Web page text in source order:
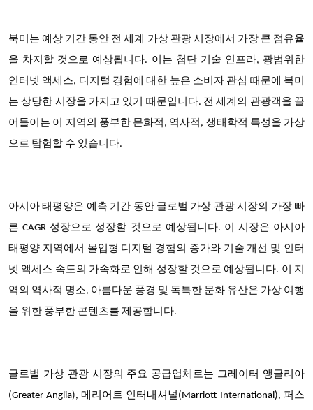
북미는 예상 기간 동안 전 세계 가상 관광 시장에서 가장 큰 점유율
을 차지할 것으로 예상됩니다. 이는 첨단 기술 인프라, 광범위한
인터넷 액세스, 디지털 경험에 대한 높은 소비자 관심 때문에 북미
는 상당한 시장을 가지고 있기 때문입니다. 전 세계의 관광객을 끌
어들이는 이 지역의 풍부한 문화적, 역사적, 생태학적 특성을 가상
으로 탐험할 수 있습니다.
아시아 태평양은 예측 기간 동안 글로벌 가상 관광 시장의 가장 빠
른 CAGR 성장으로 성장할 것으로 예상됩니다. 이 시장은 아시아
태평양 지역에서 몰입형 디지털 경험의 증가와 기술 개선 및 인터
넷 액세스 속도의 가속화로 인해 성장할 것으로 예상됩니다. 이 지
역의 역사적 명소, 아름다운 풍경 및 독특한 문화 유산은 가상 여행
을 위한 풍부한 콘텐츠를 제공합니다.
글로벌 가상 관광 시장의 주요 공급업체로는 그레이터 앵글리아
(Greater Anglia), 메리어트 인터내셔널(Marriott International), 퍼스